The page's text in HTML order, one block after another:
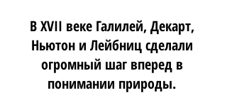
В XVII веке Галилей, Декарт,
Ньютон и Лейбниц сделали
огромный шаг вперед в
понимании природы.